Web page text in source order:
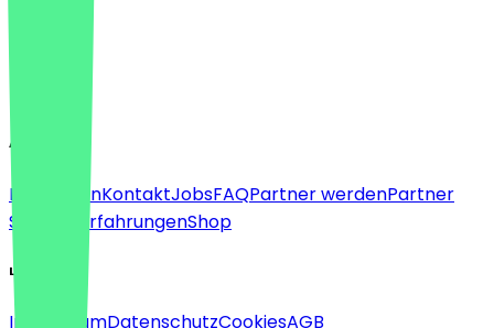
Deutsch
English
About
Für FirmenKontaktJobsFAQPartner werdenPartner
Support
ErfahrungenShop
Legal
ImpressumDatenschutzCookiesAGB